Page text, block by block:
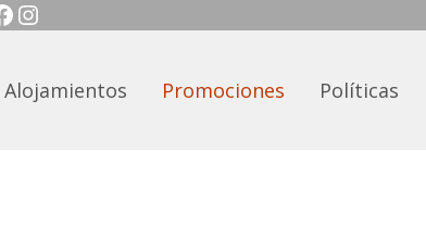
Instagram
Alojamientos Promociones Políticas